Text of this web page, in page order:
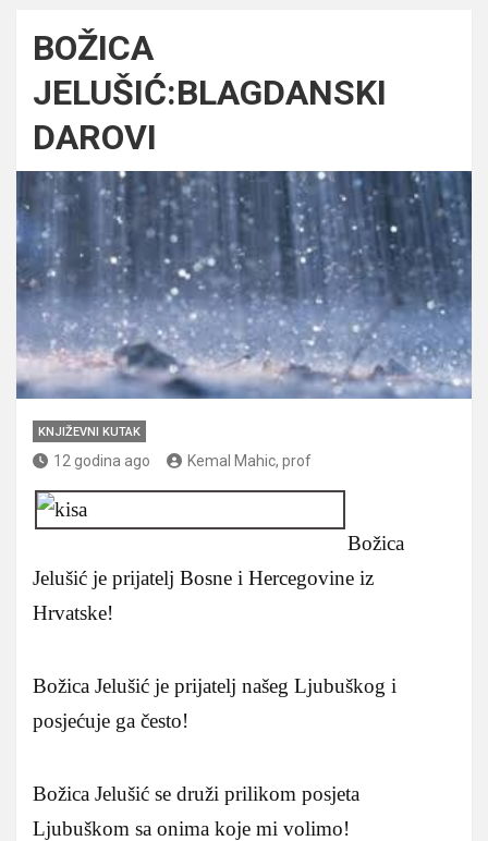
BOŽICA
JELUŠIĆ:BLAGDANSKI
DAROVI
KNJIŽEVNI KUTAK
12 godina ago Kemal Mahic, prof
Božica
Jelušić je prijatelj Bosne i Hercegovine iz
Hrvatske!
Božica Jelušić je prijatelj našeg Ljubuškog i
posjećuje ga često!
Božica Jelušić se druži prilikom posjeta
Ljubuškom sa onima koje mi volimo!